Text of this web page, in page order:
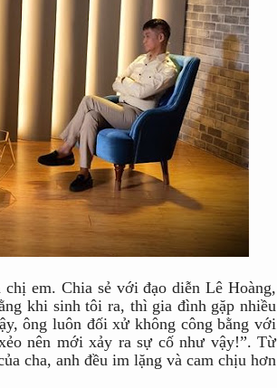
em. Chia sẻ với đạo diễn Lê Hoàng,
khi sinh tôi ra, thì gia đình gặp nhiều
ông luôn đối xử không công bằng với
nên mới xảy ra sự cố như vậy!”. Từ
cha, anh đều im lặng và cam chịu hơn